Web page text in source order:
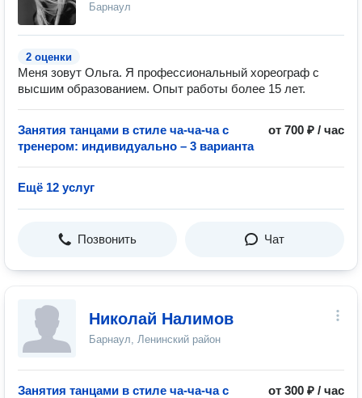
Барнаул
2 оценки
Меня зовут Ольга. Я профессиональный хореограф с
высшим образованием. Опыт работы более 15 лет.
Занятия танцами в стиле ча-ча-ча с
тренером: индивидуально – 3 варианта
от 700 ₽ / час
Ещё 12 услуг
Позвонить Чат
Николай Налимов
Барнаул, Ленинский район
Занятия танцами в стиле ча-ча-ча с
от 300 ₽ / час